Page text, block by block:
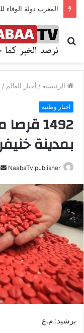
المغرب دولة الوفاء
بحث
عن
الرئيسية / أخبار العالم /
اخبار وطنية
1492
بمدينة
NaabaTv publisher
برشيد: م.ع